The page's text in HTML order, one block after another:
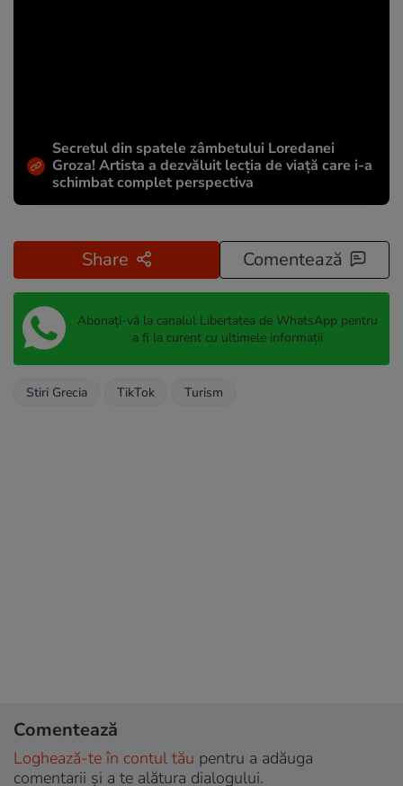
Secretul din spatele zâmbetului Loredanei
Groza! Artista a dezvăluit lecția de viață care i-a
schimbat complet perspectiva
Share Comentează
Abonați-vă la canalul Libertatea de WhatsApp pentru
a fi la curent cu ultimele informații
Stiri Grecia TikTok Turism
Comentează
Loghează-te în contul tău pentru a adăuga
comentarii și a te alătura dialogului.